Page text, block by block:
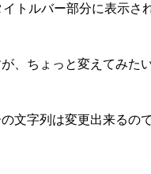
トルバー部分に表示さ
、ちょっと変えてみた
文字列は変更出来るので